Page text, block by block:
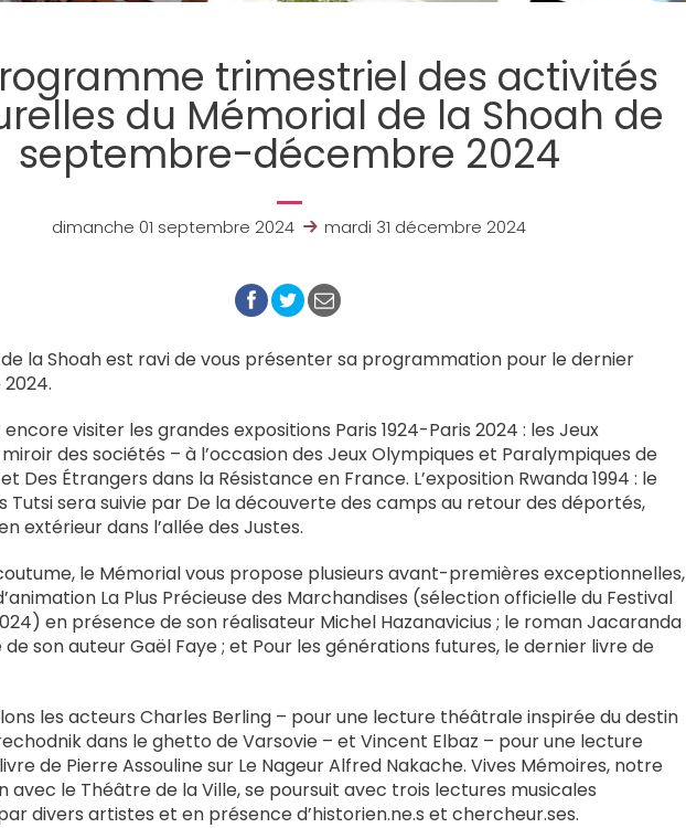
trimestriel des activités
du Mémorial de la Shoah de
septembre-décembre 2024
dimanche 01 septembre 2024 mardi 31 décembre 2024
la Shoah est ravi de vous présenter sa programmation pour le dernier
visiter les grandes expositions Paris 1924-Paris 2024 : les Jeux
des sociétés – à l’occasion des Jeux Olympiques et Paralympiques de
Des Étrangers dans la Résistance en France. L’exposition Rwanda 1994 : le
Tutsi sera suivie par De la découverte des camps au retour des déportés,
extérieur dans l’allée des Justes.
le Mémorial vous propose plusieurs avant-premières exceptionnelles,
La Plus Précieuse des Marchandises (sélection officielle du Festival
en présence de son réalisateur Michel Hazanavicius ; le roman Jacaranda
son auteur Gaël Faye ; et Pour les générations futures, le dernier livre de
les acteurs Charles Berling – pour une lecture théâtrale inspirée du destin
dans le ghetto de Varsovie – et Vincent Elbaz – pour une lecture
de Pierre Assouline sur Le Nageur Alfred Nakache. Vives Mémoires, notre
avec le Théâtre de la Ville, se poursuit avec trois lectures musicales
divers artistes et en présence d’historien.ne.s et chercheur.ses.